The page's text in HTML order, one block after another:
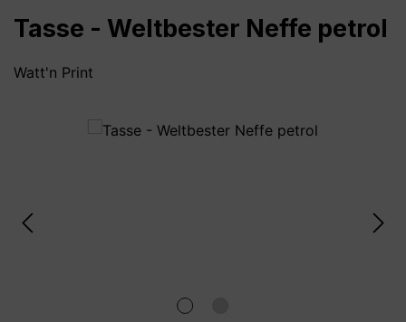
Tasse - Weltbester Neffe petrol
Watt'n Print
Bildergalerie überspringen